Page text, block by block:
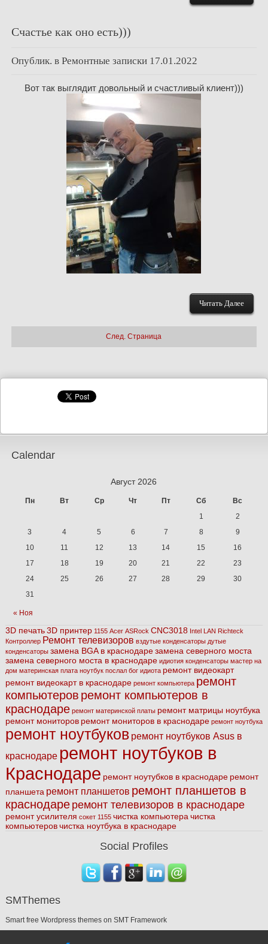
Счастье как оно есть)))
Опублик. в Ремонтные записки 17.01.2022
Вот так выглядит довольный и счастливый клиент)))
Читать Далее
След. Страница
Calendar
Август 2026
Пн Вт Ср Чт Пт Сб Вс
« Ноя
1
2
3
4 5 6 7 8
9
10
11 12 13 14 15
16
17
18 19 20 21 22
23
24
25 26 27 28 29
30
31
3D печать3D принтер 1155 Acer ASRock CNC3018 Intel LAN Richteck
Контроллер Ремонт телевизоров вздутые конденсаторы дутые
конденсаторы замена BGA в краснодарезамена северного моста
замена северного моста в краснодаре идиотия конденсаторы мастер на
дом материнская плата ноутбук послал бог идиота ремонт видеокарт
ремонт видеокарт в краснодаре ремонт компьютера ремонт
компьютеров ремонт компьютеров в
краснодаре ремонт материнской платы ремонт матрицы ноутбука
ремонт мониторов ремонт мониторов в краснодаре ремонт ноутбука
ремонт ноутбуков ремонт ноутбуков Asus в
краснодаре ремонт ноутбуков в
Краснодаре ремонт ноутубков в краснодаре ремонт
планшета ремонт планшетов ремонт планшетов в
краснодареремонт телевизоров в краснодаре
ремонт усилителя сокет 1155 чистка компьютерачистка
компьютеровчистка ноутбука в краснодаре
Social Profiles
SMThemes
Smart free Wordpress themes on SMT Framework